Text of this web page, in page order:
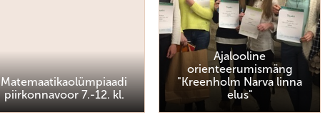
Matemaatikaolümpiaadi
piirkonnavoor 7.-12. kl.
Ajalooline
orienteerumismäng
"Kreenholm Narva linna
elus"